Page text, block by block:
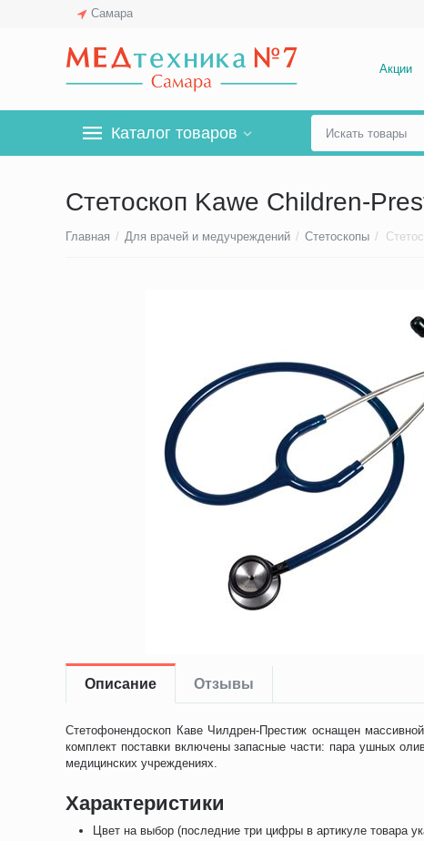
Самара
Акции
Каталог товаров
Стетоскоп Kawe Children-
Главная / Для врачей и медучреждений / Стетоскопы /
Описание Отзывы
Стетофонендоскоп Каве Чилдрен-Престиж оснащен
комплект поставки включены запасные части: пара ушных
медицинских учреждениях.
Характеристики
Цвет на выбор (последние три цифры в артикуле товара